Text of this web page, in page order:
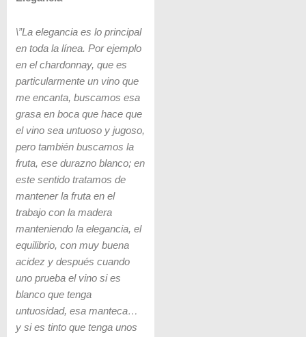
\”La elegancia es lo principal
en toda la línea. Por ejemplo
en el chardonnay, que es
particularmente un vino que
me encanta, buscamos esa
grasa en boca que hace que
el vino sea untuoso y jugoso,
pero también buscamos la
fruta, ese durazno blanco; en
este sentido tratamos de
mantener la fruta en el
trabajo con la madera
manteniendo la elegancia, el
equilibrio, con muy buena
acidez y después cuando
uno prueba el vino si es
blanco que tenga
untuosidad, esa manteca…
y si es tinto que tenga unos